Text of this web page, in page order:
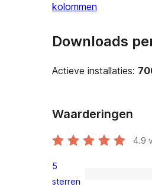
kolommen
Downloads
Actieve installaties:
Waarderingen
4.9
15
5
sterren